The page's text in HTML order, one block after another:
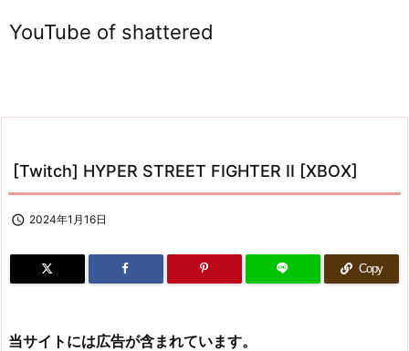
YouTube of shattered
[Twitch] HYPER STREET FIGHTER II [XBOX]
 2024年1月16日
Copy
当サイトには広告が含まれています。